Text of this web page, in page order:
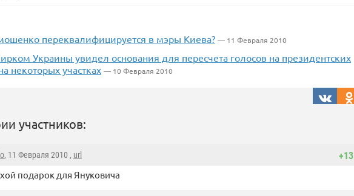
переквалифицируется в мэры Киева? — 11 Февраля 2010
Украины увидел основания для пересчета голосов на президентских
некоторых участках — 10 Февраля 2010
участников:
+13
, 11 Февраля 2010 , url
подарок для Януковича